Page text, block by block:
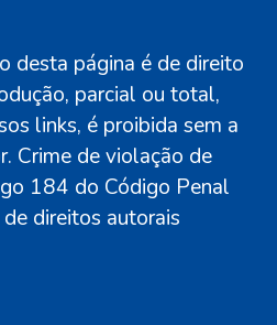
desta página é de direito
parcial ou total,
links, é proibida sem a
Crime de violação de
184 do Código Penal
direitos autorais